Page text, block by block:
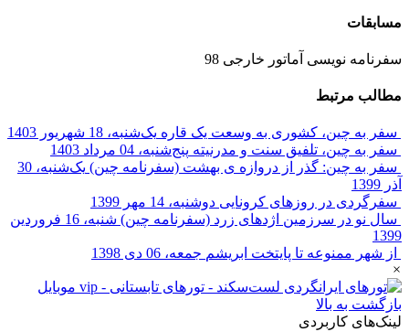
مسابقات
سفرنامه نویسی آماتور خارجی 98
مطالب مرتبط
سفر به چین، کشوری به وسعت یک قاره یک‌شنبه، 18 شهریور 1403
سفر به چین، تلفیق سنت و مدرنیته پنج‌شنبه، 04 مرداد 1403
سفر به چین: گذر از دروازه ی بهشت (سفرنامه چین)
یک‌شنبه، 30
آذر 1399
سفرگردی در روزهای کرونایی دوشنبه، 14 مهر 1399
سال نو در سرزمین اژدهای زرد (سفرنامه چین)
شنبه، 16 فروردین
1399
از شهر ممنوعه تا پایتخت ابریشم جمعه، 06 دی 1398
×
بازگشت به بالا
لینک‌های کاربردی